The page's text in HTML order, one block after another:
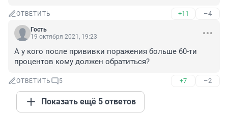
ОТВЕТИТЬ +11 –4
Гость
19 октября 2021, 19:23
А у кого после прививки поражения больше 60-ти
процентов кому должен обратиться?
ОТВЕТИТЬ 5 +7 –2
Показать ещё 5 ответов